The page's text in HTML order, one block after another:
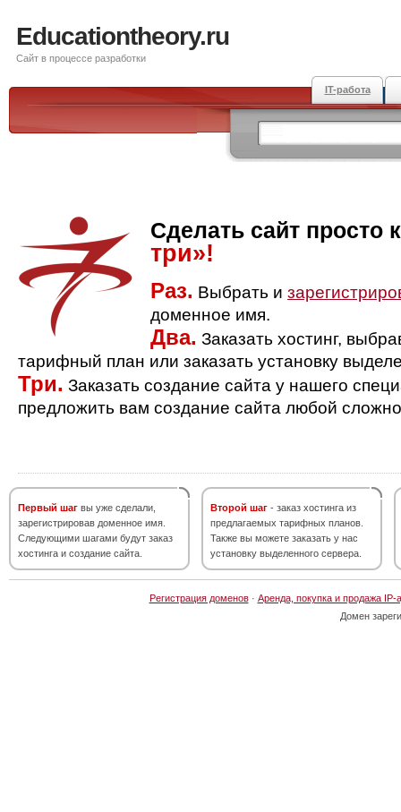
Educationtheory.ru
Сайт в процессе разработки
IT-работа
Сделать сайт просто
три»!
Раз. Выбрать и
доменное имя.
Два. Заказать хостинг,
тарифный план или заказать установку
Три. Заказать создание сайта у нашего
предложить вам создание сайта любой
Первый шаг вы уже сделали,
зарегистрировав доменное имя.
Следующими шагами будут заказ
хостинга и создание сайта.
Второй шаг - заказ хостинга из
предлагаемых тарифных планов.
Также вы можете заказать у нас
установку выделенного сервера.
Регистрация доменов· Аренда, покупка и продажа IP-
Домен